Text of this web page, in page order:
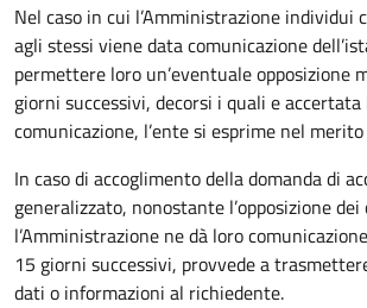
Nel caso in cui l’Amministrazione individui
agli stessi viene data comunicazione
permettere loro un’eventuale opposizione
giorni successivi, decorsi i quali e
comunicazione, l’ente si esprime nel
In caso di accoglimento della domanda di
generalizzato, nonostante l’opposizione
l’Amministrazione ne dà loro
15 giorni successivi, provvede a
dati o informazioni al richiedente.